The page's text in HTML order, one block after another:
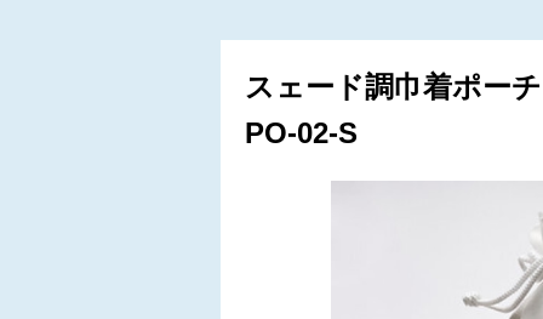
スェード調巾着ポー
PO-02-S